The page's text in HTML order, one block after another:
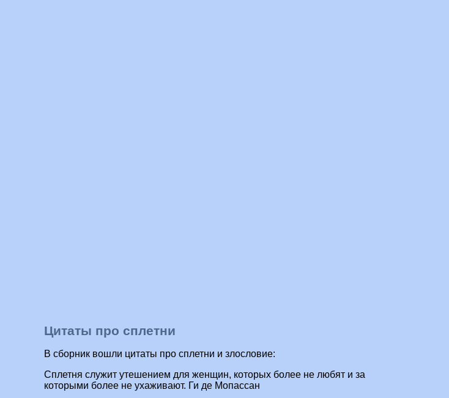
Цитаты про сплетни
В сборник вошли цитаты про сплетни и злословие:
Сплетня служит утешением для женщин, которых более не любят и за
которыми более не ухаживают. Ги де Мопассан